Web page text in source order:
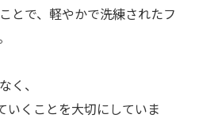
とで、軽やかで洗練されたフ
く、
いくことを大切にしていま